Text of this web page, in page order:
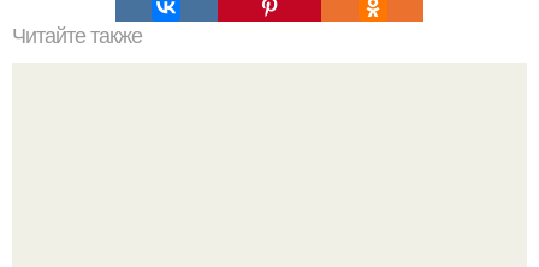
Читайте также